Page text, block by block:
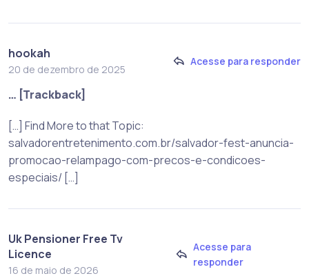
hookah
20 de dezembro de 2025
Acesse para responder
… [Trackback]
[…] Find More to that Topic:
salvadorentretenimento.com.br/salvador-fest-anuncia-
promocao-relampago-com-precos-e-condicoes-
especiais/ […]
Uk Pensioner Free Tv
Licence
16 de maio de 2026
Acesse para
responder